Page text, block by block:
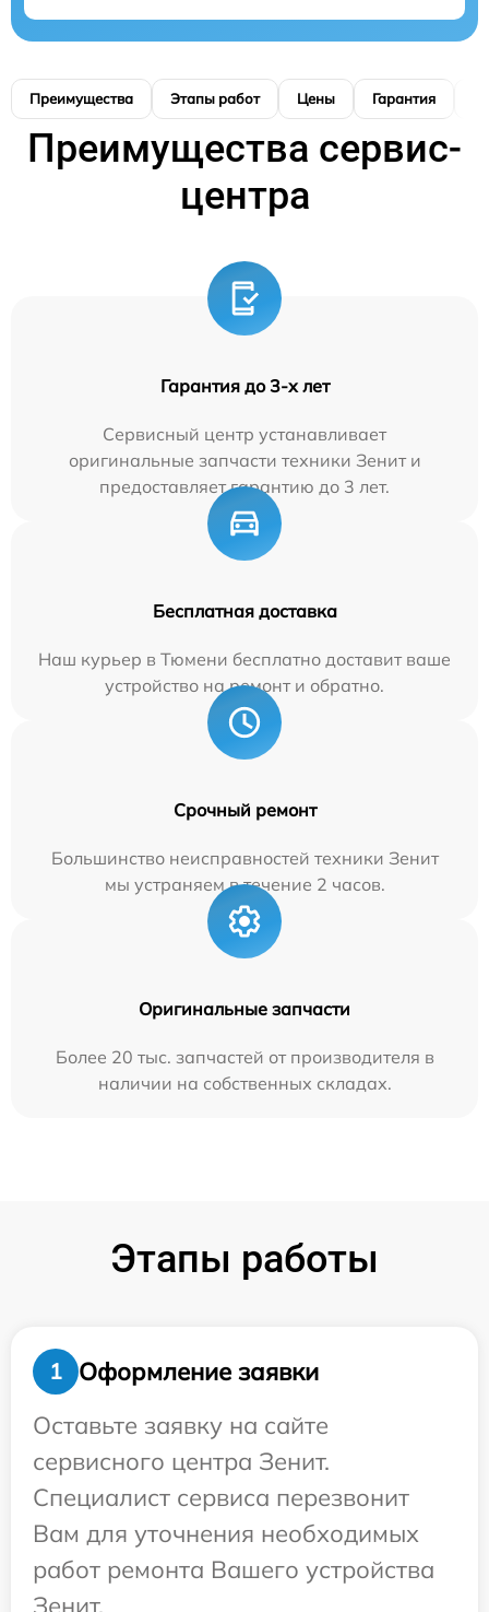
Преимущества Этапы работ Цены Гарантия
Преимущества сервис-
центра
Гарантия до 3-х лет
Сервисный центр устанавливает
оригинальные запчасти техники Зенит и
предоставляет гарантию до 3 лет.
Бесплатная доставка
Наш курьер в Тюмени бесплатно доставит ваше
устройство на ремонт и обратно.
Срочный ремонт
Большинство неисправностей техники Зенит
мы устраняем в течение 2 часов.
Оригинальные запчасти
Более 20 тыс. запчастей от производителя в
наличии на собственных складах.
Этапы работы
1
Оформление заявки
Оставьте заявку на сайте
сервисного центра Зенит.
Специалист сервиса перезвонит
Вам для уточнения необходимых
работ ремонта Вашего устройства
Зенит.